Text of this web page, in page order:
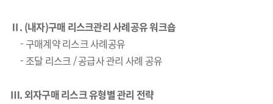
Ⅱ. (내자)구매 리스크관리 사례공유 워크숍
- 구매계약 리스크 사례공유
- 조달 리스크 / 공급사 관리 사례 공유
Ⅲ. 외자구매 리스크 유형별 관리 전략